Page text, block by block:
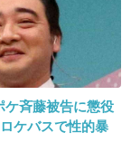
-30
ケ斉藤被告に懲役
ケバスで性的暴